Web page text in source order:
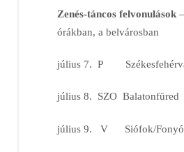
Zenés-táncos felvonulások–
órákban, a belvárosban
július 7. P
július 8. SZO Balatonfüred
július 9. V Siófok/